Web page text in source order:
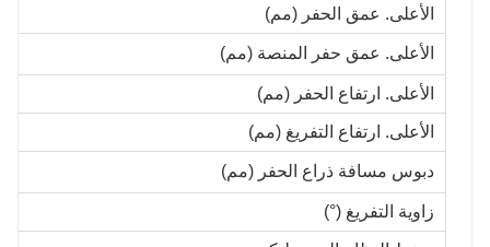
الأعلى. عمق الحفر (مم)
الأعلى. عمق حفر المنصة (مم)
الأعلى. ارتفاع الحفر (مم)
الأعلى. ارتفاع التفريغ (مم)
دبوس مسافة ذراع الحفر (مم)
زاوية التفريغ (°)